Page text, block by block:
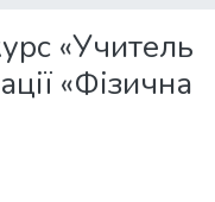
«Учитель
«Фізична